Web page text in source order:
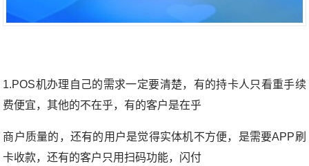
1.POS机办理自己的需求一定要清楚，有的持卡人只看重手续
费便宜，其他的不在乎，有的客户是在乎
商户质量的，还有的用户是觉得实体机不方便，是需要APP刷
卡收款，还有的客户只用扫码功能，闪付